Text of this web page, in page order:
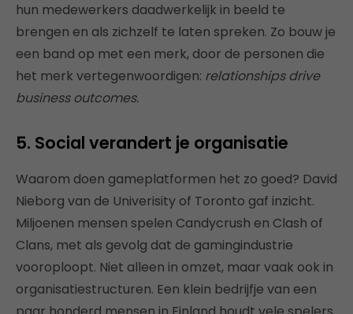
hun medewerkers daadwerkelijk in beeld te
brengen en als zichzelf te laten spreken. Zo bouw je
een band op met een merk, door de personen die
het merk vertegenwoordigen: relationships drive
business outcomes.
5. Social verandert je organisatie
Waarom doen gameplatformen het zo goed? David
Nieborg van de Univerisity of Toronto gaf inzicht.
Miljoenen mensen spelen Candycrush en Clash of
Clans, met als gevolg dat de gamingindustrie
vooroploopt. Niet alleen in omzet, maar vaak ook in
organisatiestructuren. Een klein bedrijfje van een